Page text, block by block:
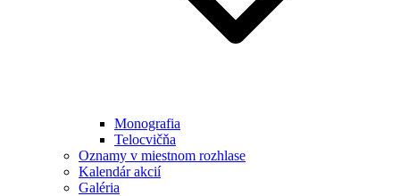
Monografia
Telocvičňa
Oznamy v miestnom rozhlase
Kalendár akcií
Galéria